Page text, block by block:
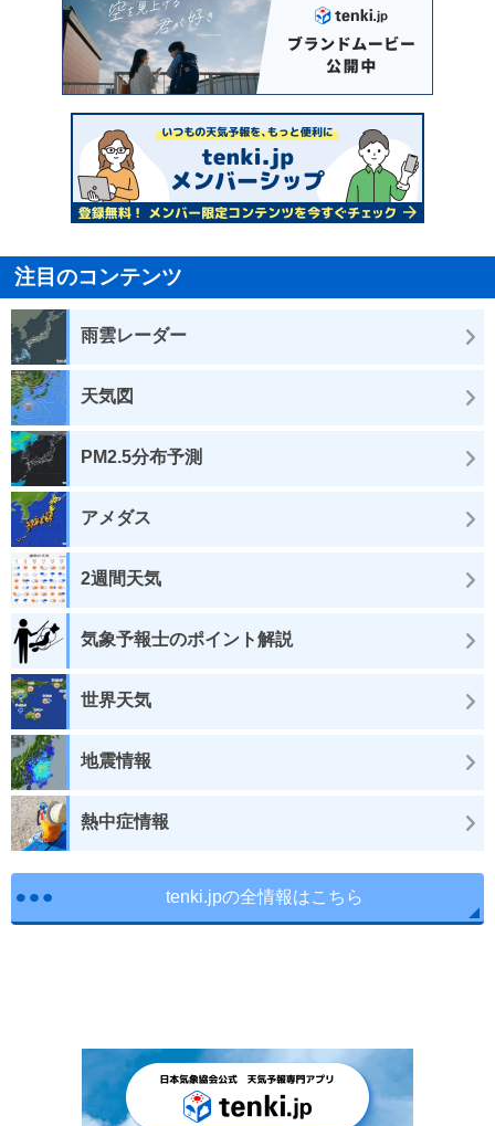
注目のコンテンツ
雨雲レーダー
天気図
PM2.5分布予測
アメダス
2週間天気
気象予報士のポイント解説
世界天気
地震情報
熱中症情報
tenki.jpの全情報はこちら